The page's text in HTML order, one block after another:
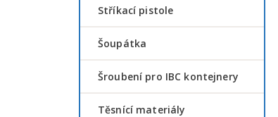
Stříkací pistole
šoupátka
šroubení pro IBC kontejnery
Těsnící materiály